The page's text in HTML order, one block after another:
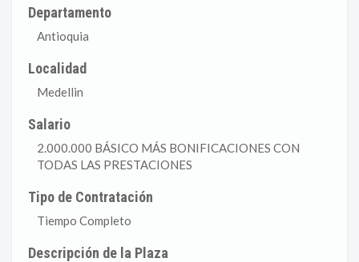
Departamento
Antioquia
Localidad
Medellin
Salario
2.000.000 BÁSICO MÁS BONIFICACIONES CON
TODAS LAS PRESTACIONES
Tipo de Contratación
Tiempo Completo
Descripción de la Plaza